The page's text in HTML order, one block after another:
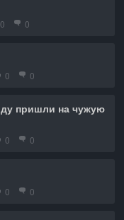
0 0
0 0
пришли на чужую
0 0
0 0